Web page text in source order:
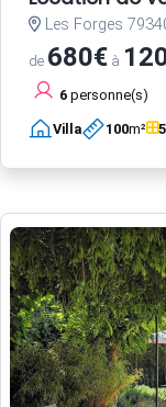
Les Forges
de 680€ à
6 personne(s)
Villa 100m² 5